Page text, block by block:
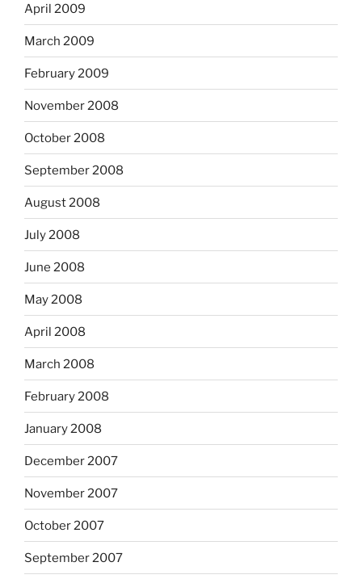
April 2009
March 2009
February 2009
November 2008
October 2008
September 2008
August 2008
July 2008
June 2008
May 2008
April 2008
March 2008
February 2008
January 2008
December 2007
November 2007
October 2007
September 2007